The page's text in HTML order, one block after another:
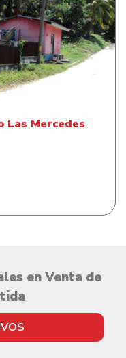
Las Mercedes
Las Mercedes
en Venta de